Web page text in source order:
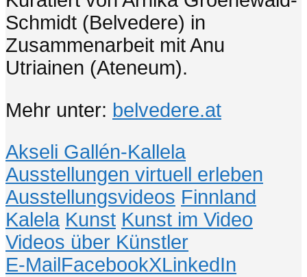
Schmidt (Belvedere) in
Zusammenarbeit mit Anu
Utriainen (Ateneum).
Mehr unter: belvedere.at
Akseli Gallén-Kallela
Ausstellungen virtuell erleben
Ausstellungsvideos Finnland
Kalela Kunst Kunst im Video
Videos über Künstler
E-Mail FacebookXLinkedIn